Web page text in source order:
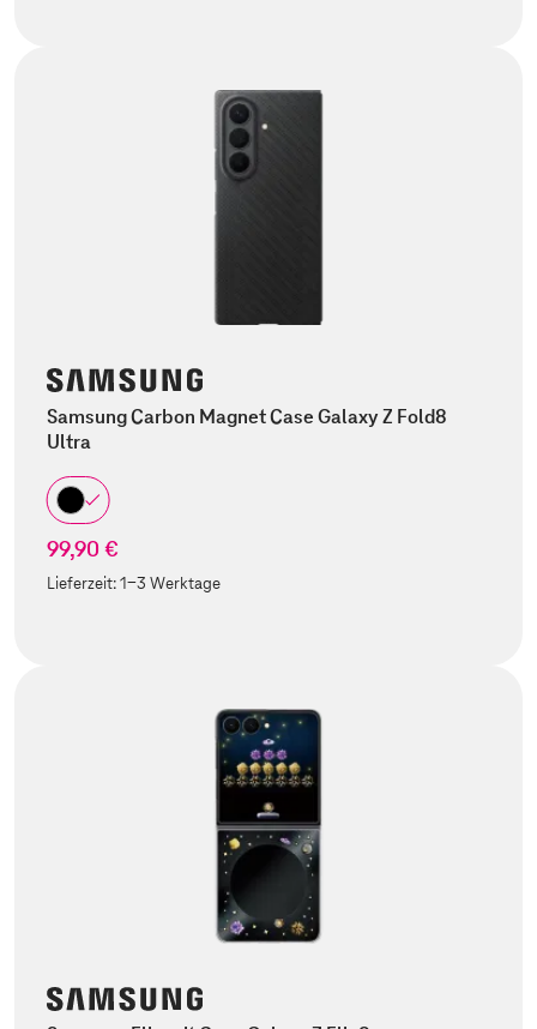
Samsung Carbon Magnet Case Galaxy Z Fold8
Ultra
99,90 €
Lieferzeit:1-3 Werktage